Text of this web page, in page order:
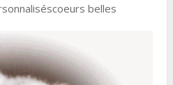
belles